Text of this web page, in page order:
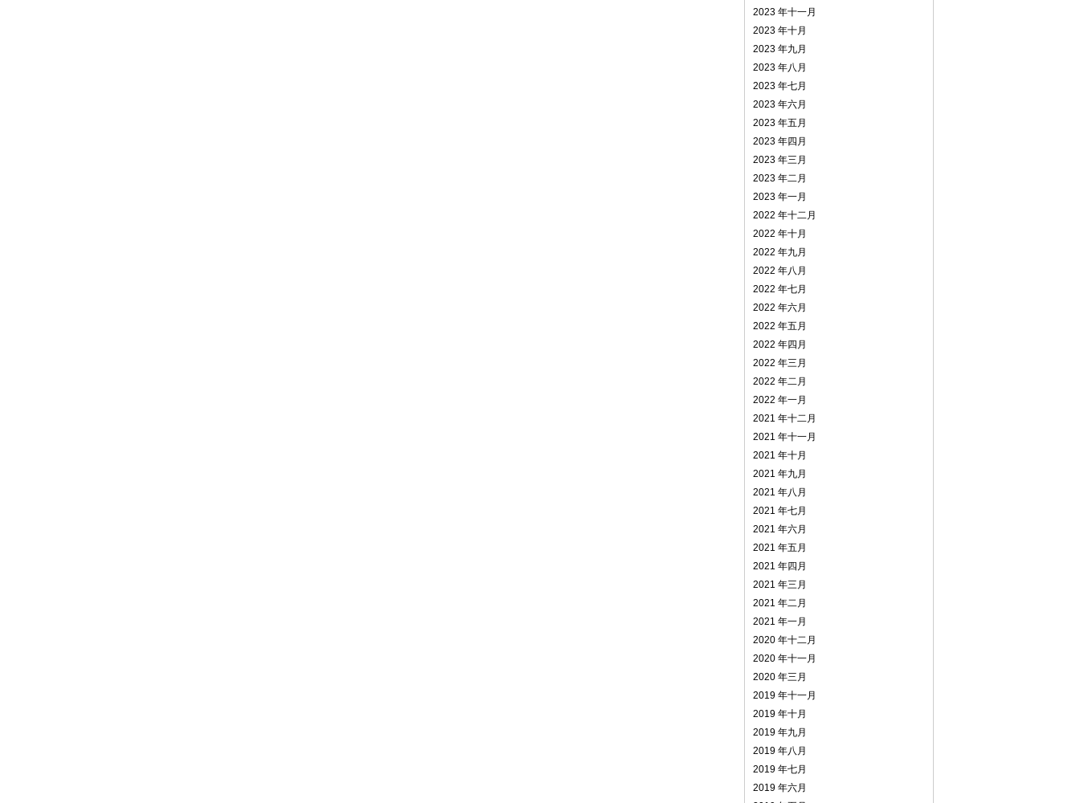
2023 年十一月
2023 年十月
2023 年九月
2023 年八月
2023 年七月
2023 年六月
2023 年五月
2023 年四月
2023 年三月
2023 年二月
2023 年一月
2022 年十二月
2022 年十月
2022 年九月
2022 年八月
2022 年七月
2022 年六月
2022 年五月
2022 年四月
2022 年三月
2022 年二月
2022 年一月
2021 年十二月
2021 年十一月
2021 年十月
2021 年九月
2021 年八月
2021 年七月
2021 年六月
2021 年五月
2021 年四月
2021 年三月
2021 年二月
2021 年一月
2020 年十二月
2020 年十一月
2020 年三月
2019 年十一月
2019 年十月
2019 年九月
2019 年八月
2019 年七月
2019 年六月